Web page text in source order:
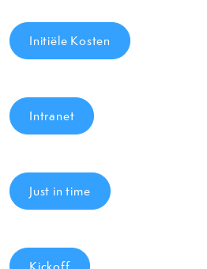
Initiële Kosten
Intranet
Just in time